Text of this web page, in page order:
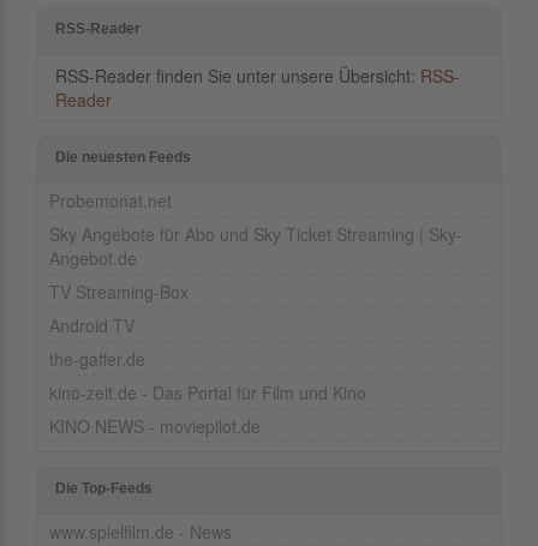
RSS-Reader
RSS-Reader finden Sie unter unsere Übersicht: RSS-
Reader
Die neuesten Feeds
Probemonat.net
Sky Angebote für Abo und Sky Ticket Streaming | Sky-
Angebot.de
TV Streaming-Box
Android TV
the-gaffer.de
kino-zeit.de - Das Portal für Film und Kino
KINO NEWS - moviepilot.de
Die Top-Feeds
www.spielfilm.de - News